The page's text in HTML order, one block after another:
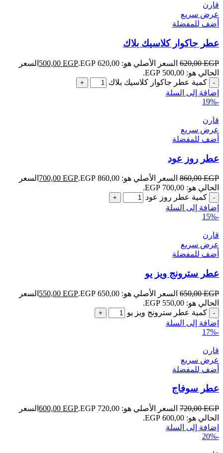
قارن
عرض سريع
أضف للمفضلة
عطر جاكوار كلاسيك بلاك
620,00EGP السعر الأصلي هو: 620,00 EGP. 500,00 EGP
السعر
الحالي هو: 500,00 EGP.
كمية عطر جاكوار كلاسيك بلاك
إضافة إلى السلة
-19%
قارن
عرض سريع
أضف للمفضلة
عطر روز عود
860,00EGP السعر الأصلي هو: 860,00 EGP. 700,00 EGP
السعر
الحالي هو: 700,00 EGP.
كمية عطر روز عود
إضافة إلى السلة
-15%
قارن
عرض سريع
أضف للمفضلة
عطر سترونج ويز يو
650,00EGP السعر الأصلي هو: 650,00 EGP. 550,00 EGP
السعر
الحالي هو: 550,00 EGP.
كمية عطر سترونج ويز يو
إضافة إلى السلة
-17%
قارن
عرض سريع
أضف للمفضلة
عطر سوفاج
720,00EGP السعر الأصلي هو: 720,00 EGP. 600,00 EGP
السعر
الحالي هو: 600,00 EGP.
إضافة إلى السلة
-20%